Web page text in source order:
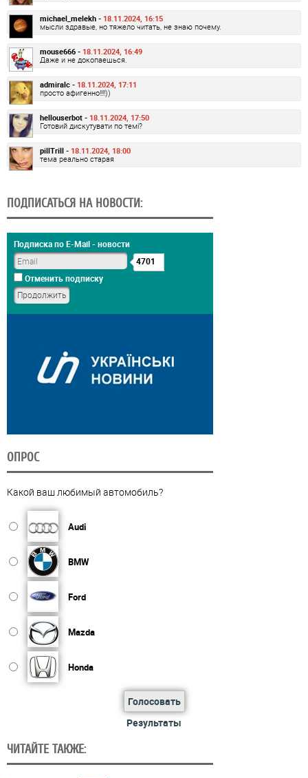
michael_melekh - 18.11.2024, 16:15
мысли здравые, но тяжело читать, не знаю почему.
mouse666 - 18.11.2024, 16:49
Даже и не докопаешься.
admiralc - 18.11.2024, 17:11
просто афигенно!!!!))
hellouserbot - 18.11.2024, 17:50
Готовий дискутувати по темі?
pillTrill - 18.11.2024, 18:00
тема реально старая
ПОДПИСАТЬСЯ НА НОВОСТИ:
Подписка по E-Mail - новости
4701
Отменить подписку
ОПРОС
Какой ваш любимый автомобиль?
Audi
BMW
Ford
Mazda
Honda
Голосовать
Результаты
ЧИТАЙТЕ ТАКЖЕ: